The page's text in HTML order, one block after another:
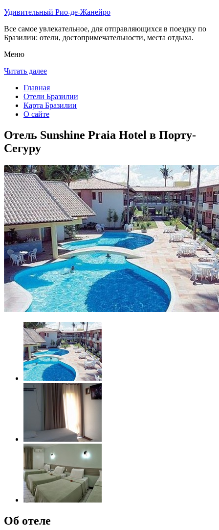
Удивительный Рио-де-Жанейро
Все самое увлекательное, для отправляющихся в поездку по
Бразилии: отели, достопримечательности, места отдыха.
Меню
Читать далее
Главная
Отели Бразилии
Карта Бразилии
О сайте
Отель Sunshine Praia Hotel в Порту-
Сегуру
Об отеле